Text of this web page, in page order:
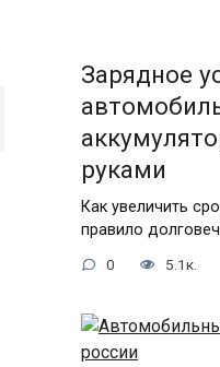
Зарядное
руками
Как увеличить
правило
0 5.1к.